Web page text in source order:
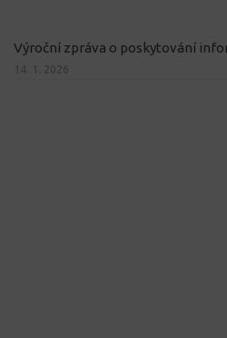
Výroční zpráva o poskytování
14. 1. 2026